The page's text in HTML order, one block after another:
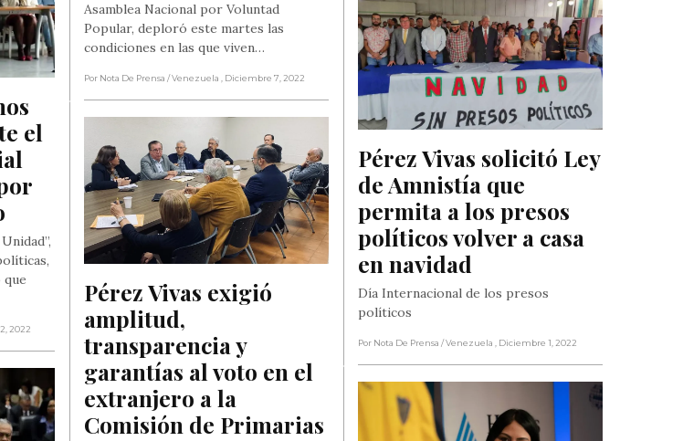
Asamblea Nacional por Voluntad
Popular, deploró este martes las
condiciones en las que viven…
Por Nota De Prensa / Venezuela , Diciembre 7, 2022
el
2022
Pérez Vivas solicitó Ley
de Amnistía que
permita a los presos
políticos volver a casa
en navidad
Día Internacional de los presos
políticos
Por Nota De Prensa / Venezuela , Diciembre 1, 2022
Pérez Vivas exigió
amplitud,
transparencia y
garantías al voto en el
extranjero a la
Comisión de Primarias